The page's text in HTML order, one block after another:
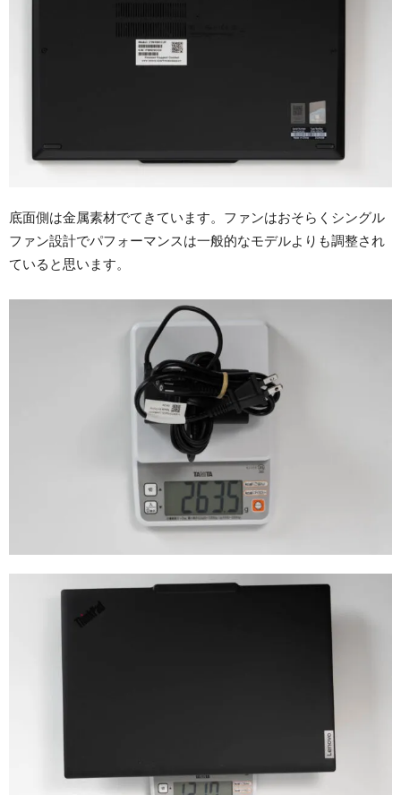
底面側は金属素材でてきています。ファンはおそらくシングル
ファン設計でパフォーマンスは一般的なモデルよりも調整され
ていると思います。